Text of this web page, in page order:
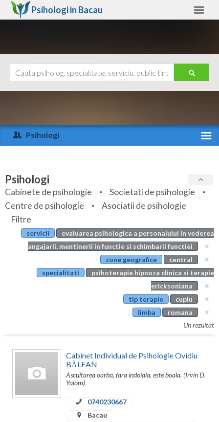
Psihologi in Bacau
Arad
Arges
Bihor
Bistrita-Nasaud
Botosani
Braila
Constanta
Covasna
Ajutor
Psihologi
Specialitati
Servicii
Articole
Evenimente
Membri
Psihologi
Cabinete de psihologie
Societati de psihologie
Centre de psihologie
Asociatii de psihologie
Filtre
servicii
evaluarea psihologica a personalului in vederea
angajarii, mentinerii in functie si schimbarii functiei
zone geografice
central
specialitati
psihoterapie hipnoza clinica si terapie
ericksoniana
tip terapie
cuplu
limba
romana
Un rezultat
Cabinet Individual de Psihologie Ovidiu
BĂLEAN
Ascultarea oarba, fara indoiala, este boala. (Irvin D.
Yalom)
0740230667
Bacau